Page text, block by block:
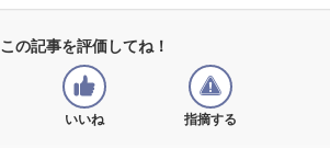
この記事を評価してね！
いいね 指摘する